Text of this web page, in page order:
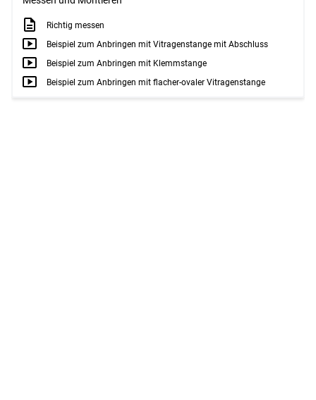
Richtig messen
Beispiel zum Anbringen mit Vitragenstange mit Abschluss
Beispiel zum Anbringen mit Klemmstange
Beispiel zum Anbringen mit flacher-ovaler Vitragenstange